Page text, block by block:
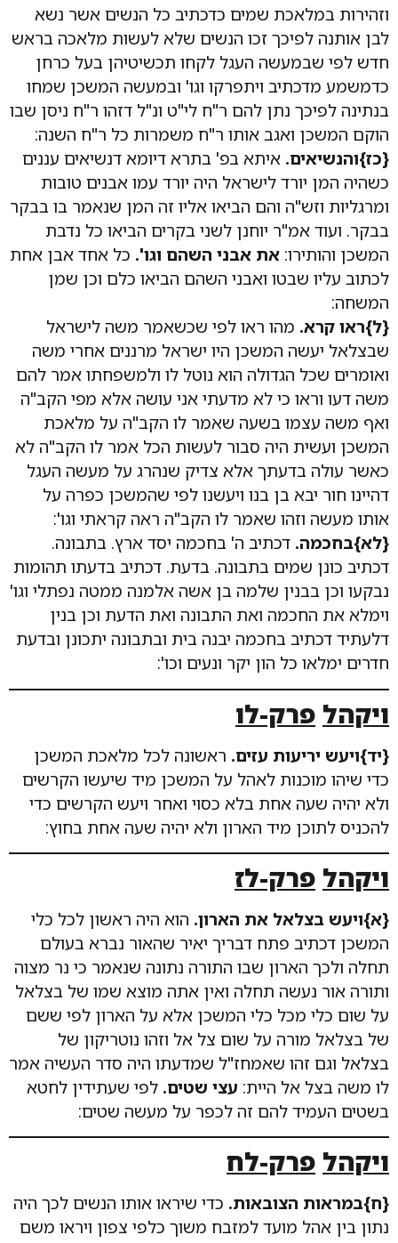
וזהירות במלאכת שמים כדכתיב כל הנשים אשר נשא
לבן אותנה לפיכך זכו הנשים שלא לעשות מלאכה בראש
חדש לפי שבמעשה העגל לקחו תכשיטיהן בעל כרחן
כדמשמע מדכתיב ויתפרקו וגו' ובמעשה המשכן שמחו
בנתינה לפיכך נתן להם ר"ח לי"ט ונ"ל דזהו ר"ח ניסן שבו
הוקם המשכן ואגב אותו ר"ח משמרות כל ר"ח השנה:
{כז}והנשיאים. איתא בפ' בתרא דיומא דנשיאים עננים
כשהיה המן יורד לישראל היה יורד עמו אבנים טובות
ומרגליות וזש"ה והם הביאו אליו זה המן שנאמר בו בבקר
בבקר. ועוד אמ"ר יוחנן לשני בקרים הביאו כל נדבת
המשכן והותירו: את אבני השהם וגו'. כל אחד אבן אחת
לכתוב עליו שבטו ואבני השהם הביאו כלם וכן שמן
המשחה:
{ל}ראו קרא. מהו ראו לפי שכשאמר משה לישראל
שבצלאל יעשה המשכן היו ישראל מרננים אחרי משה
ואומרים שכל הגדולה הוא נוטל לו ולמשפחתו אמר להם
משה דעו וראו כי לא מדעתי אני עושה אלא מפי הקב"ה
ואף משה עצמו בשעה שאמר לו הקב"ה על מלאכת
המשכן ועשית היה סבור לעשות הכל אמר לו הקב"ה לא
כאשר עולה בדעתך אלא צדיק שנהרג על מעשה העגל
דהיינו חור יבא בן בנו ויעשנו לפי שהמשכן כפרה על
אותו מעשה וזהו שאמר לו הקב"ה ראה קראתי וגו':
{לא}בחכמה. דכתיב ה' בחכמה יסד ארץ. בתבונה.
דכתיב כונן שמים בתבונה. בדעת. דכתיב בדעתו תהומות
נבקעו וכן בבנין שלמה בן אשה אלמנה ממטה נפתלי וגו'
וימלא את החכמה ואת התבונה ואת הדעת וכן בנין
דלעתיד דכתיב בחכמה יבנה בית ובתבונה יתכונן ובדעת
חדרים ימלאו כל הון יקר ונעים וכו':
ויקהל פרק-לו
{יד}ויעש יריעות עזים. ראשונה לכל מלאכת המשכן
כדי שיהו מוכנות לאהל על המשכן מיד שיעשו הקרשים
ולא יהיה שעה אחת בלא כסוי ואחר ויעש הקרשים כדי
להכניס לתוכן מיד הארון ולא יהיה שעה אחת בחוץ:
ויקהל פרק-לז
{א}ויעש בצלאל את הארון. הוא היה ראשון לכל כלי
המשכן דכתיב פתח דבריך יאיר שהאור נברא בעולם
תחלה ולכך הארון שבו התורה נתונה שנאמר כי נר מצוה
ותורה אור נעשה תחלה ואין אתה מוצא שמו של בצלאל
על שום כלי מכל כלי המשכן אלא על הארון לפי ששם
של בצלאל מורה על שום צל אל וזהו נוטריקון של
בצלאל וגם זהו שאמחז"ל שמדעתו היה סדר העשיה אמר
לו משה בצל אל היית: עצי שטים. לפי שעתידין לחטא
בשטים העמיד להם זה לכפר על מעשה שטים:
ויקהל פרק-לח
{ח}במראות הצובאות. כדי שיראו אותו הנשים לכך היה
נתון בין אהל מועד למזבח משוך כלפי צפון ויראו משם